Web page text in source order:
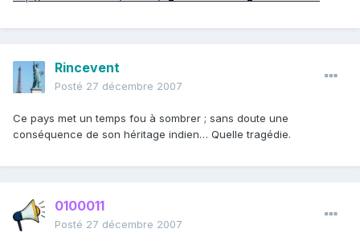
Rincevent
Posté 27 décembre 2007
Ce pays met un temps fou à sombrer ; sans doute une
conséquence de son héritage indien… Quelle tragédie.
0100011
Posté 27 décembre 2007